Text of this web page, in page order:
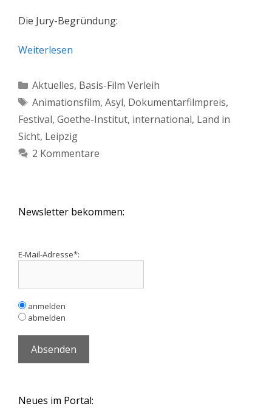
Die Jury-Begründung:
Weiterlesen
Kategorien
Aktuelles, Basis-Film Verleih
Schlagwörter
Animationsfilm, Asyl, Dokumentarfilmpreis,
Festival, Goethe-Institut, international, Land in
Sicht, Leipzig
2 Kommentare
Newsletter bekommen:
E-Mail-Adresse*:
anmelden
abmelden
Neues im Portal: